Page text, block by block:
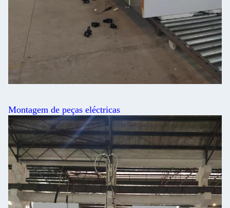
Montagem de peças eléctricas